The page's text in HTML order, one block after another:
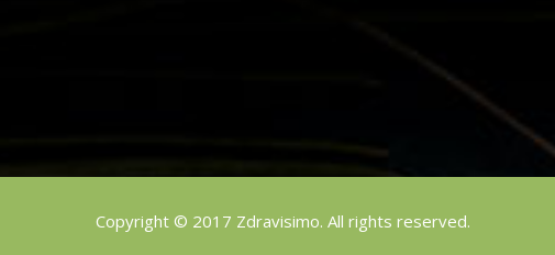
Copyright © 2017 Zdravisimo. All rights reserved.